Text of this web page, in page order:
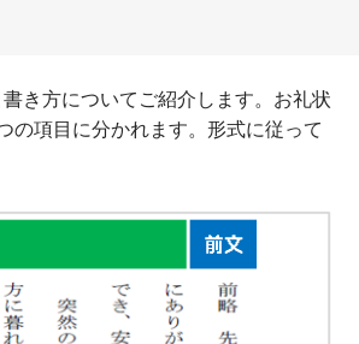
き方についてご紹介します。お礼状
の項目に分かれます。形式に従って